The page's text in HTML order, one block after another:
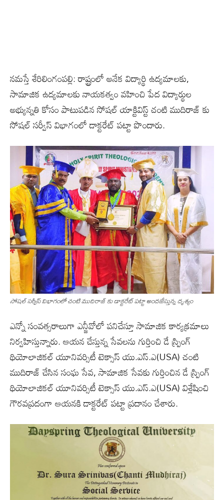
నమస్తే శేరిలింగంపల్లి: రాష్ట్రంలో అనేక విద్యార్థి ఉద్యమాలకు,
సామాజిక ఉద్యమాలకు నాయకత్వం వహించి పేద విద్యార్థుల
అభ్యున్నతి కోసం పాటుపడిన సోషల్ యాక్టివిస్ట్ చంటి ముదిరాజ్ కు
సోషల్ సర్వీస్ విభాగంలో డాక్టరేట్ పట్టా పొందారు.
సోషల్ సర్వీస్ విభాగంలో చంటి ముదిరాజ్ కు డాక్టరేట్ పట్టా అందజేస్తున్న దృశ్యం
ఎన్నో సంవత్సరాలుగా ఎన్జీవోలో పనిచేస్తూ సామాజిక కార్యక్రమాలు
నిర్వహిస్తున్నారు. ఆయన చేస్తున్న సేవలను గుర్తించి డే స్ప్రింగ్
థియోలాజికల్ యూనివర్సిటీ టెక్సాస్ యు.ఎస్.ఎ(USA) చంటి
ముదిరాజ్ చేసిన సంఘ సేవ, సామాజిక సేవకు గుర్తించిన డే స్ప్రింగ్
థియోలాజికల్ యూనివర్సిటీ టెక్సాస్ యు.ఎస్.ఎ(USA) విశ్లేషించి
గౌరవప్రదంగా ఆయనకి డాక్టరేట్ పట్టా ప్రదానం చేశారు.